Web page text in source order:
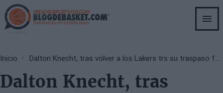
Skip
to
main
Breadcrumb
Inicio Dalton Knecht, tras volver a los Lakers trs su traspaso fallido: "Me he sentido como en una película"
Dalton Knecht, tras